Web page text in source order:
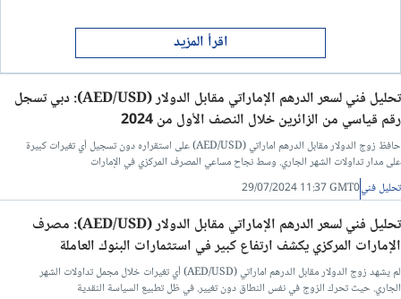
اقرأ المزيد
تحليل فني لسعر الدرهم الإماراتي مقابل الدولار (AED/USD): دبي تسجل
رقم قياسي من الزائرين خلال النصف الأول من 2024
حافظ زوج الدولار مقابل الدرهم اماراتي (AED/USD) على استقراره دون تسجيل أي تغيرات كبيرة
على مدار تداولات الشهر الجاري. وسط نجاح مساعي المصرف المركزي في الإمارات
تحليل فني29/07/2024 11:37 GMT0
تحليل فني لسعر الدرهم الإماراتي مقابل الدولار (AED/USD): مصرف
الإمارات المركزي يكشف ارتفاع كبير في استثمارات البنوك العاملة
لم يشهد زوج الدولار مقابل الدرهم اماراتي (AED/USD) أي تغيرات خلال مجمل تداولات الشهر
الجاري. حيث تحرك الزوج في نفس النطاق دون تغيير. في ظل تطبيع السياسة النقدية